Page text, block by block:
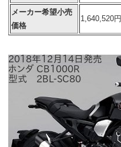
メーカー希望小売
価格
1,640,520円